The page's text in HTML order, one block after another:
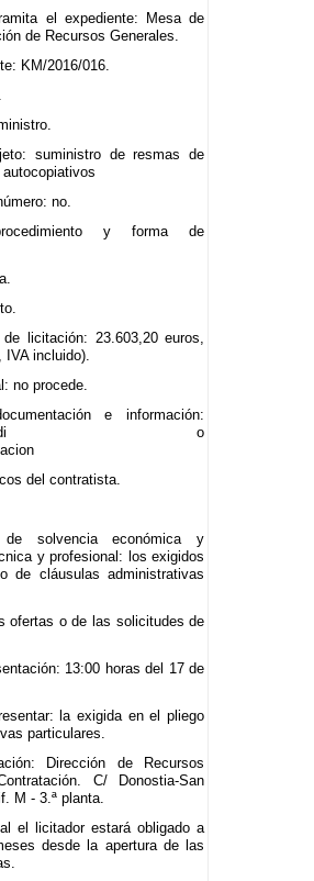
el expediente: Mesa de
de Recursos Generales.
KM/2016/016.
suministro de resmas de
no.
y forma de
licitación: 23.603,20 euros,
IVA incluido).
no procede.
e información:
o
del contratista.
solvencia económica y
y profesional: los exigidos
de cláusulas administrativas
ofertas o de las solicitudes de
13:00 horas del 17 de
la exigida en el pliego
particulares.
Dirección de Recursos
C/ Donostia-San
M - 3.ª planta.
el licitador estará obligado a
desde la apertura de las